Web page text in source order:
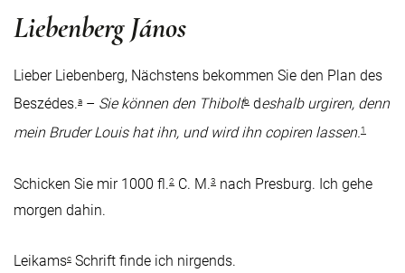
Liebenberg János
Lieber Liebenberg, Nächstens bekommen Sie den Plan des
Beszédes.a – Sie können den Thiboltb deshalb urgiren, denn
mein Bruder Louis hat ihn, und wird ihn copiren lassen.1
Schicken Sie mir 1000 fl.2 C. M.3 nach Presburg. Ich gehe
morgen dahin.
Leikamsc Schrift finde ich nirgends.